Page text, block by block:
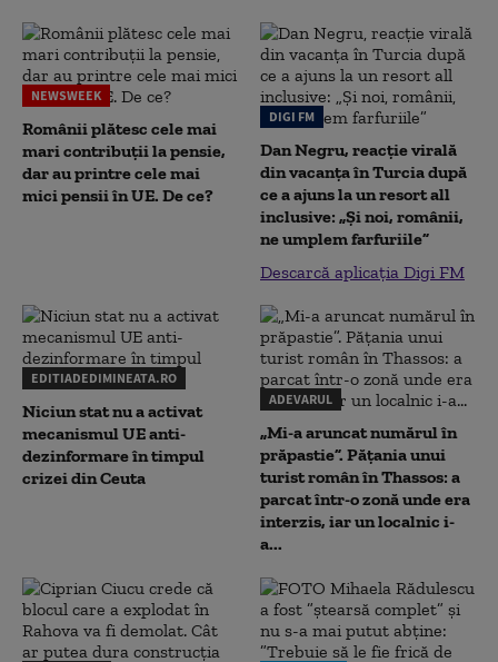
NEWSWEEK
Românii plătesc cele mai
mari contribuții la pensie,
dar au printre cele mai
mici pensii în UE. De ce?
DIGI FM
Dan Negru, reacție virală
din vacanța în Turcia după
ce a ajuns la un resort all
inclusive: „Și noi, românii,
ne umplem farfuriile”
Descarcă aplicația Digi FM
EDITIADEDIMINEATA.RO
Niciun stat nu a activat
mecanismul UE anti-
dezinformare în timpul
crizei din Ceuta
ADEVARUL
„Mi-a aruncat numărul în
prăpastie”. Pățania unui
turist român în Thassos: a
parcat într-o zonă unde era
interzis, iar un localnic i-
a...